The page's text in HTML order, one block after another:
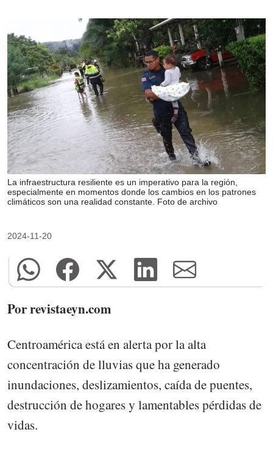
La infraestructura resiliente es un imperativo para la región,
especialmente en momentos donde los cambios en los patrones
climáticos son una realidad constante. Foto de archivo
2024-11-20
Por revistaeyn.com
Centroamérica está en alerta por la alta
concentración de lluvias que ha generado
inundaciones, deslizamientos, caída de puentes,
destrucción de hogares y lamentables pérdidas de
vidas.